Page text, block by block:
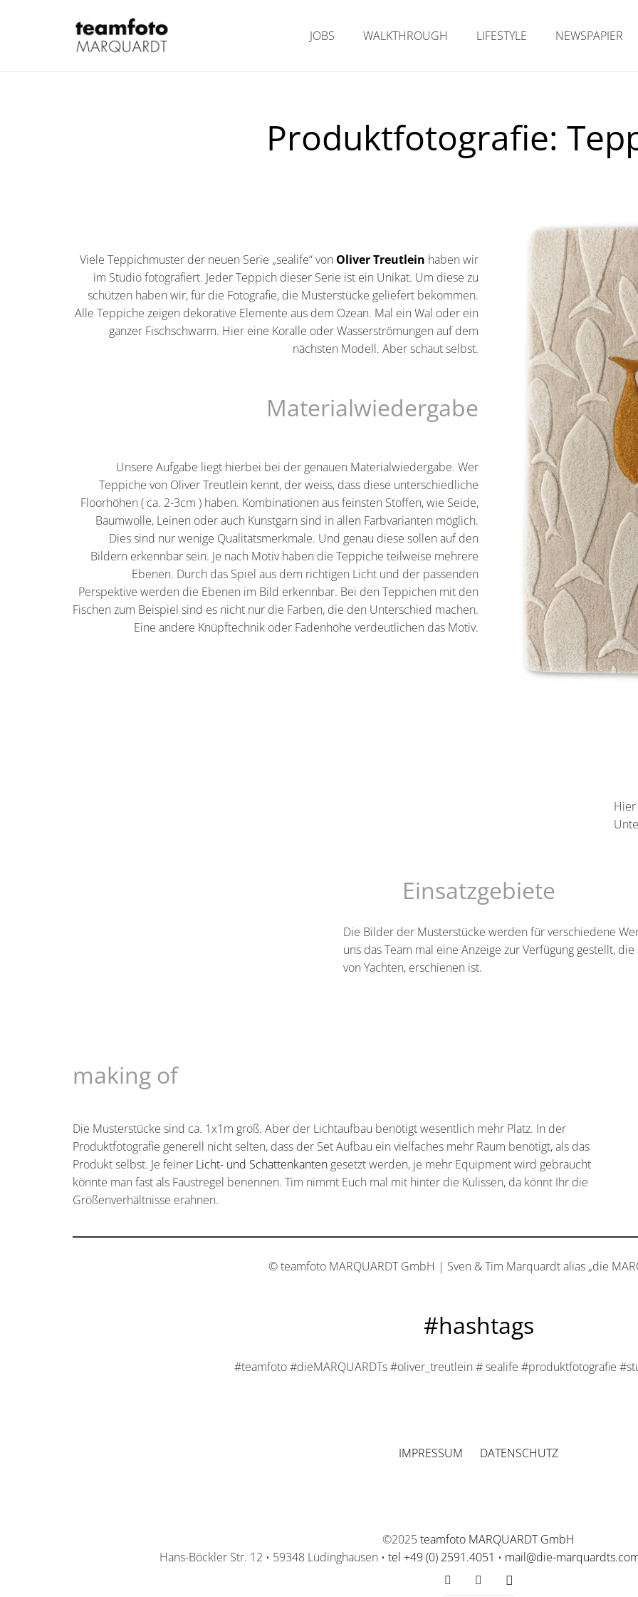
JOBS WALKTHROUGH LIFESTYLE NEWSPAPIER
Produktfotografie:
Viele Teppichmuster der neuen Serie „sealife“ von Oliver Treutlein haben wir
im Studio fotografiert. Jeder Teppich dieser Serie ist ein Unikat. Um diese zu
schützen haben wir, für die Fotografie, die Musterstücke geliefert bekommen.
Alle Teppiche zeigen dekorative Elemente aus dem Ozean. Mal ein Wal oder ein
ganzer Fischschwarm. Hier eine Koralle oder Wasserströmungen auf dem
nächsten Modell. Aber schaut selbst.
Materialwiedergabe
Unsere Aufgabe liegt hierbei bei der genauen Materialwiedergabe. Wer
Teppiche von Oliver Treutlein kennt, der weiss, dass diese unterschiedliche
Floorhöhen ( ca. 2-3cm ) haben. Kombinationen aus feinsten Stoffen, wie Seide,
Baumwolle, Leinen oder auch Kunstgarn sind in allen Farbvarianten möglich.
Dies sind nur wenige Qualitätsmerkmale. Und genau diese sollen auf den
Bildern erkennbar sein. Je nach Motiv haben die Teppiche teilweise mehrere
Ebenen. Durch das Spiel aus dem richtigen Licht und der passenden
Perspektive werden die Ebenen im Bild erkennbar. Bei den Teppichen mit den
Fischen zum Beispiel sind es nicht nur die Farben, die den Unterschied machen.
Eine andere Knüpftechnik oder Fadenhöhe verdeutlichen das Motiv.
Einsatzgebiete
Die Bilder der Musterstücke werden für verschiedene
uns das Team mal eine Anzeige zur Verfügung gestellt,
von Yachten, erschienen ist.
making of
Die Musterstücke sind ca. 1x1m groß. Aber der Lichtaufbau benötigt wesentlich mehr Platz. In der
Produktfotografie generell nicht selten, dass der Set Aufbau ein vielfaches mehr Raum benötigt, als das
Produkt selbst. Je feiner Licht- und Schattenkanten gesetzt werden, je mehr Equipment wird gebraucht
könnte man fast als Faustregel benennen. Tim nimmt Euch mal mit hinter die Kulissen, da könnt Ihr die
Größenverhältnisse erahnen.
© teamfoto MARQUARDT GmbH | Sven & Tim Marquardt alias „die
#hashtags
#teamfoto #dieMARQUARDTs #oliver_treutlein # sealife #produktfotografie
IMPRESSUM DATENSCHUTZ
©2025 teamfoto MARQUARDT GmbH
Hans-Böckler Str. 12 • 59348 Lüdinghausen • tel +49 (0) 2591.4051 • mail@die-